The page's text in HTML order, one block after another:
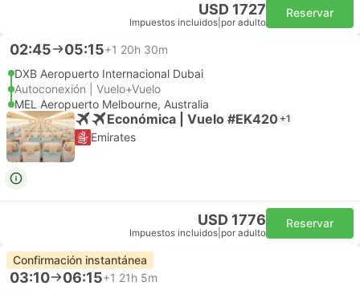
USD 1727
Impuestos incluidos por adulto
Reservar
02:45 05:15+1 20h 30m
DXB Aeropuerto Internacional Dubai
Autoconexión | Vuelo+Vuelo
MEL Aeropuerto Melbourne, Australia
Económica | Vuelo #EK420 +1
Emirates
USD 1776
Impuestos incluidos por adulto
Reservar
Confirmación instantánea
03:10 06:15+1 21h 5m